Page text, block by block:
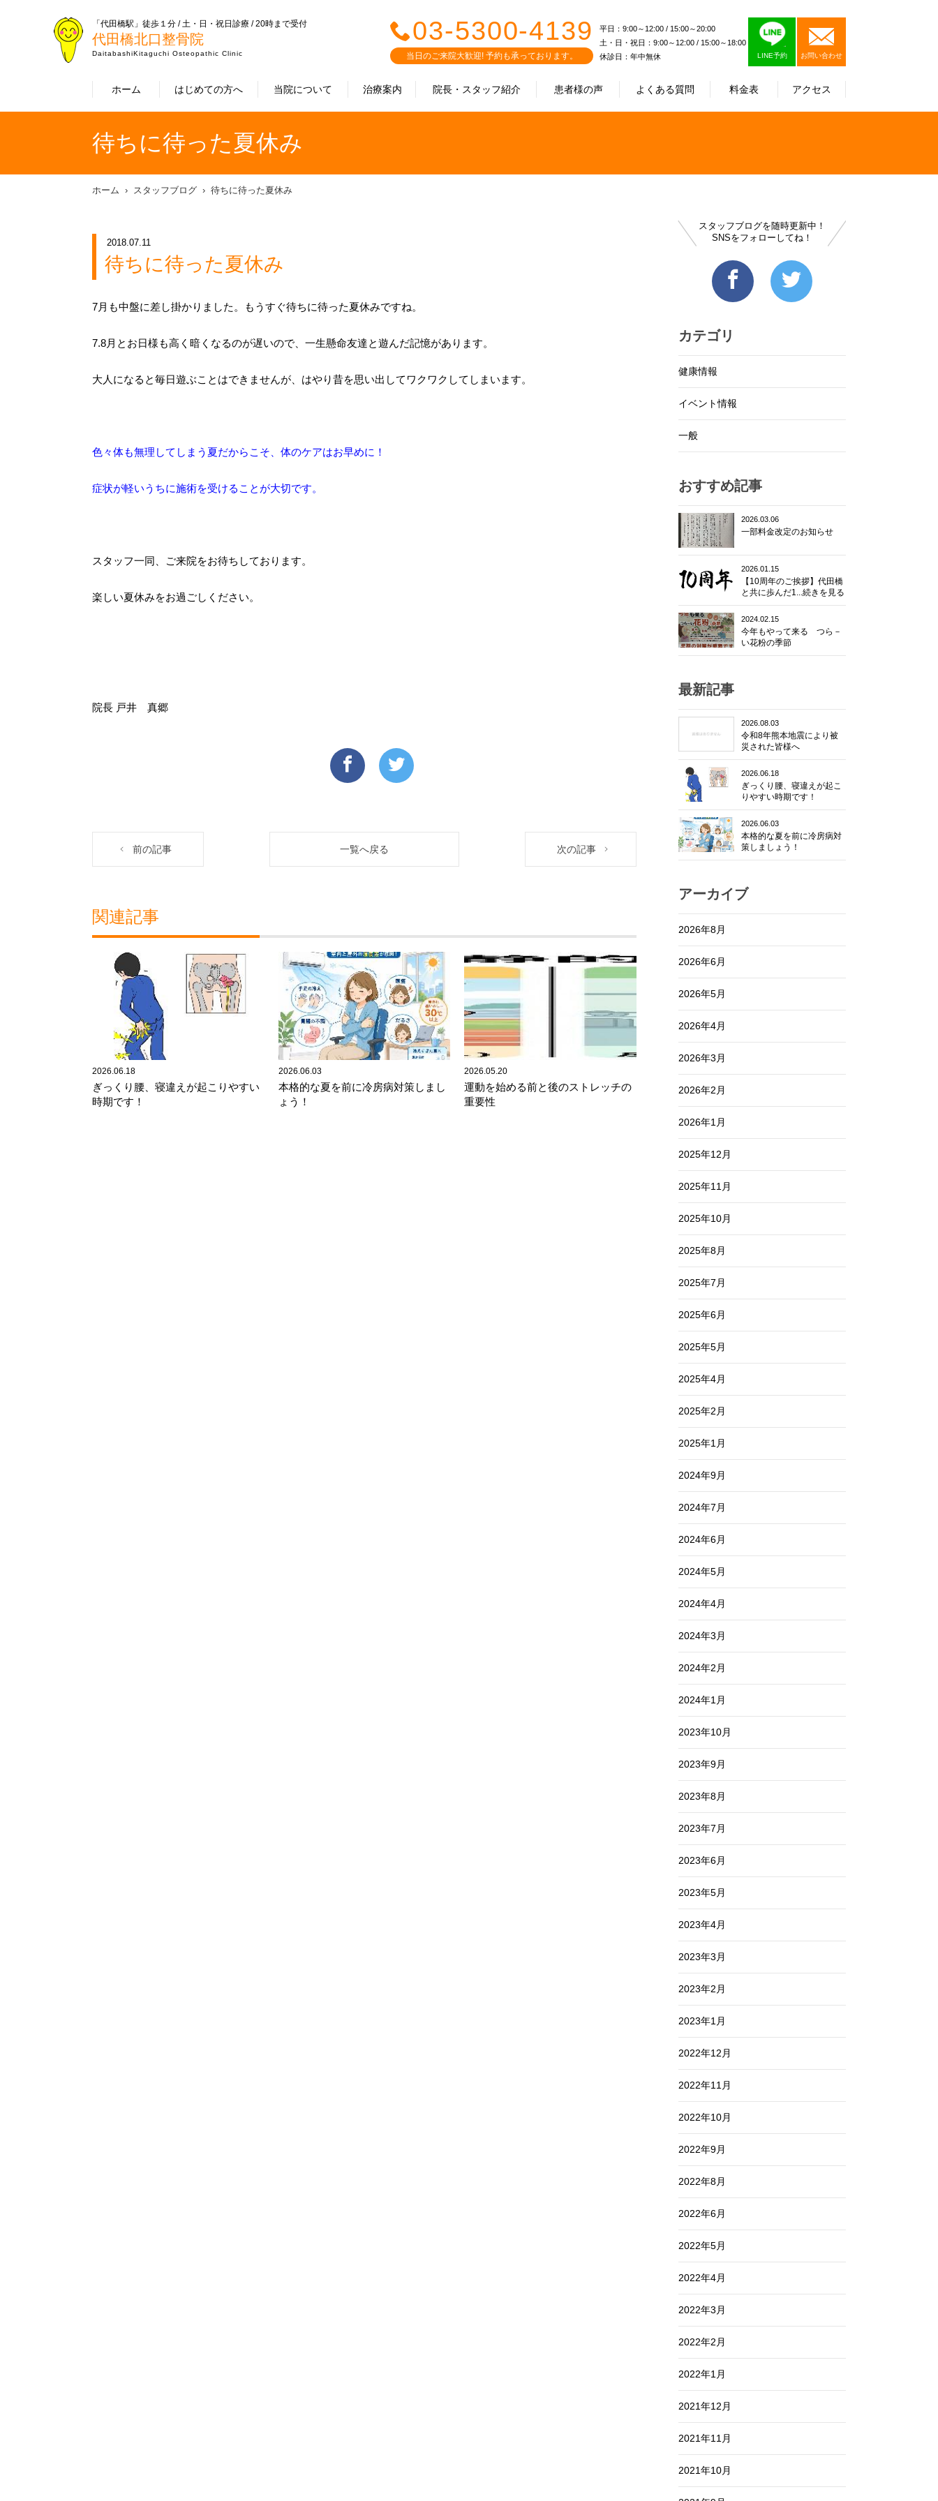
「代田橋駅」徒歩１分 / 土・日・祝日診療 / 20時まで受付
代田橋北口整骨院
DaitabashiKitaguchi Osteopathic Clinic
ホーム はじめての方へ 当院について 治療案内 院長・スタッフ紹介 患者様の声 よくある質問 料金表 アクセス
03-5300-4139
当日のご来院大歓迎! 予約も承っております。
平日：9:00～12:00 / 15:00～20:00
土・日・祝日：9:00～12:00 / 15:00～18:00
休診日：年中無休
LINE予約 お問い合わせ
待ちに待った夏休み
ホーム スタッフブログ 待ちに待った夏休み
2018.07.11
待ちに待った夏休み
7月も中盤に差し掛かりました。もうすぐ待ちに待った夏休みですね。
7.8月とお日様も高く暗くなるのが遅いので、一生懸命友達と遊んだ記憶があります。
大人になると毎日遊ぶことはできませんが、はやり昔を思い出してワクワクしてしまいます。
色々体も無理してしまう夏だからこそ、体のケアはお早めに！
症状が軽いうちに施術を受けることが大切です。
スタッフ一同、ご来院をお待ちしております。
楽しい夏休みをお過ごしください。
院長 戸井 真郷
前の記事 次の記事
一覧へ戻る
関連記事
2026.06.18
ぎっくり腰、寝違えが起こりやすい
時期です！
2026.06.03
本格的な夏を前に冷房病対策しまし
ょう！
2026.05.20
運動を始める前と後のストレッチの
重要性
スタッフブログを随時更新中！
SNSをフォローしてね！
カテゴリ
健康情報
イベント情報
一般
おすすめ記事
2026.03.06
一部料金改定のお知らせ
2026.01.15
【10周年のご挨拶】代田橋
と共に歩んだ1...続きを見る
2024.02.15
今年もやって来る つら－
い花粉の季節
最新記事
2026.08.03
令和8年熊本地震により被
災された皆様へ
2026.06.18
ぎっくり腰、寝違えが起こ
りやすい時期です！
2026.06.03
本格的な夏を前に冷房病対
策しましょう！
アーカイブ
2026年8月
2026年6月
2026年5月
2026年4月
2026年3月
2026年2月
2026年1月
2025年12月
2025年11月
2025年10月
2025年8月
2025年7月
2025年6月
2025年5月
2025年4月
2025年2月
2025年1月
2024年9月
2024年7月
2024年6月
2024年5月
2024年4月
2024年3月
2024年2月
2024年1月
2023年10月
2023年9月
2023年8月
2023年7月
2023年6月
2023年5月
2023年4月
2023年3月
2023年2月
2023年1月
2022年12月
2022年11月
2022年10月
2022年9月
2022年8月
2022年6月
2022年5月
2022年4月
2022年3月
2022年2月
2022年1月
2021年12月
2021年11月
2021年10月